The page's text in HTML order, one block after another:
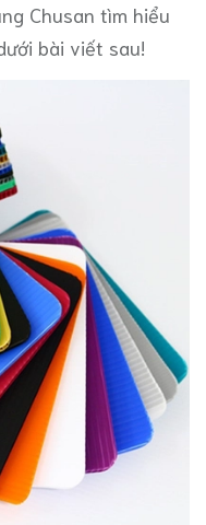
Chusan tìm hiểu
bài viết sau!